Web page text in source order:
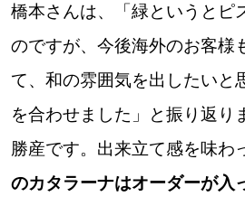
橋本さんは、「緑というとピ
のですが、今後海外のお客様
て、和の雰囲気を出したいと
を合わせました」と振り返り
勝産です。出来立て感を味わ
のカタラーナはオーダーが入